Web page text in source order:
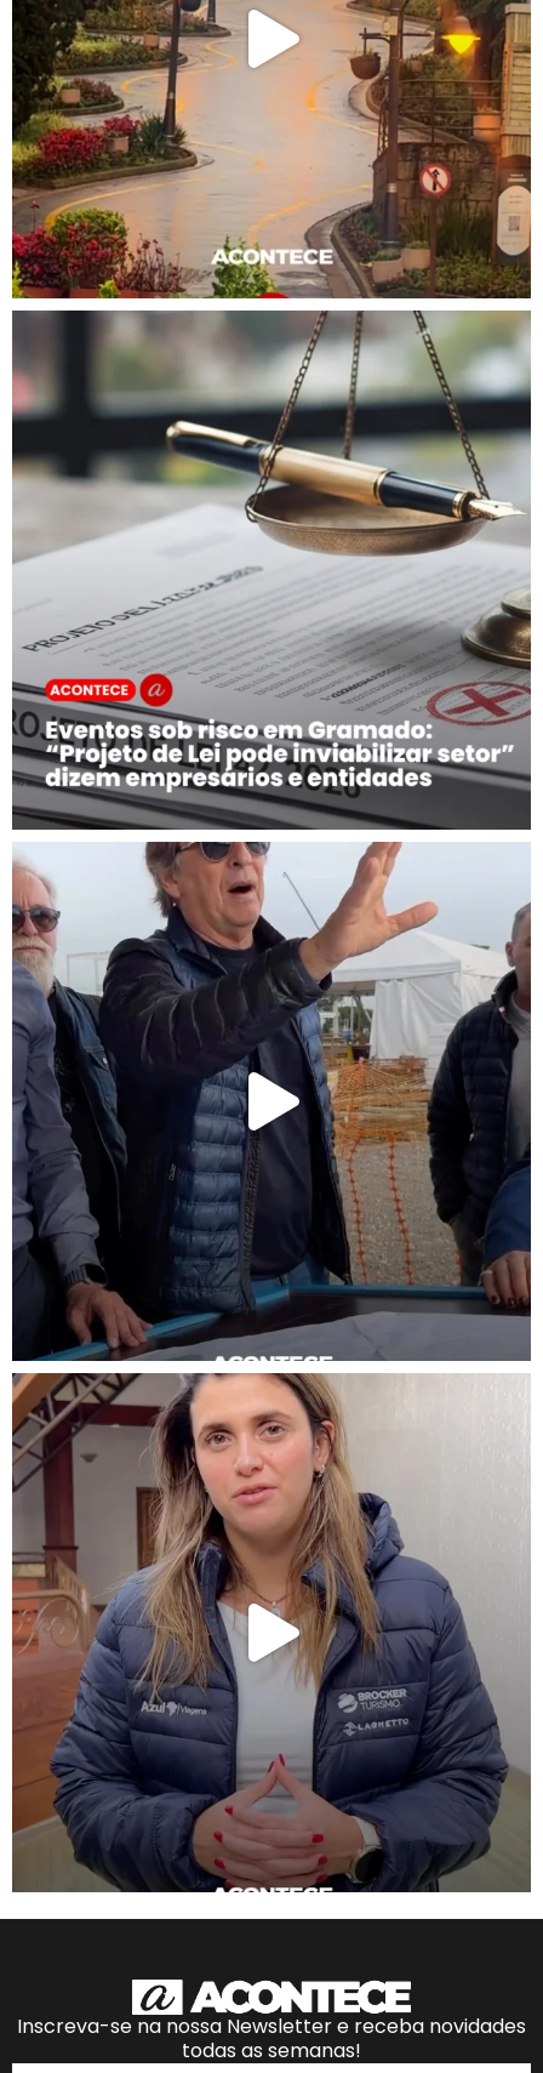
Inscreva-se na nossa Newsletter e receba novidades
todas as semanas!